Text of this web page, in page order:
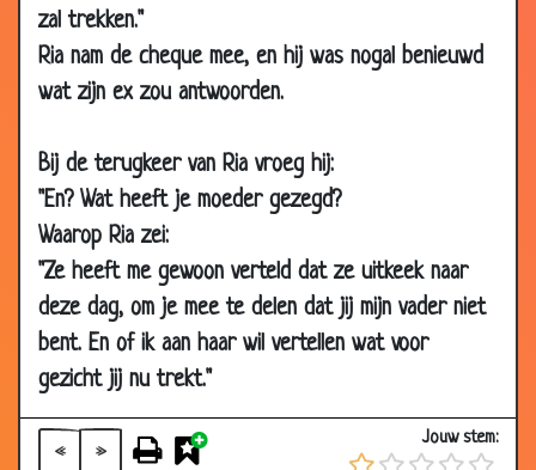
zal trekken."
Ria nam de cheque mee, en hij was nogal benieuwd
wat zijn ex zou antwoorden.
Bij de terugkeer van Ria vroeg hij:
"En? Wat heeft je moeder gezegd?
Waarop Ria zei:
"Ze heeft me gewoon verteld dat ze uitkeek naar
deze dag, om je mee te delen dat jij mijn vader niet
bent. En of ik aan haar wil vertellen wat voor
gezicht jij nu trekt."
« »
Jouw stem:
09 Jul
2016
Slechthorend 2.89
06 Jul
2016
Nationaliteiten
05 Jul
2016
Condooms
05 Jul
2016
Verzekering 2.85
05 Jul
2016
Gedachten
05 Jul
E-mail 2.95